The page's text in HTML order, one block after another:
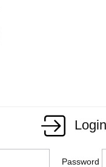
Password